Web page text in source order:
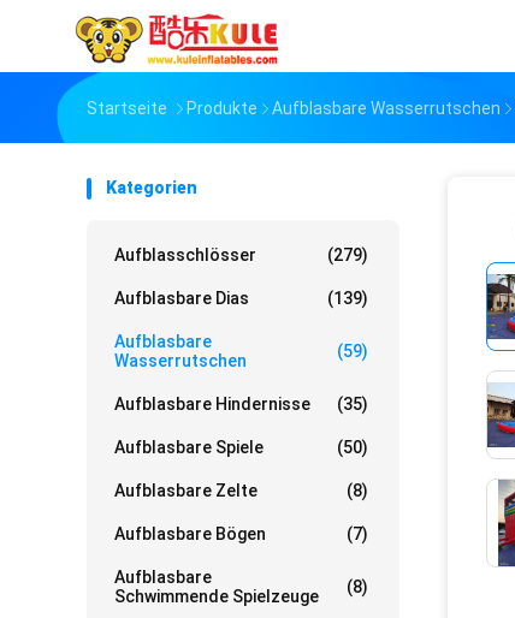
Startseite Produkte Aufblasbare Wasserrutschen
Kategorien
Aufblasschlösser (279)
Aufblasbare Dias (139)
Aufblasbare
Wasserrutschen
(59)
Aufblasbare Hindernisse (35)
Aufblasbare Spiele (50)
Aufblasbare Zelte (8)
Aufblasbare Bögen (7)
Aufblasbare
Schwimmende Spielzeuge
(8)